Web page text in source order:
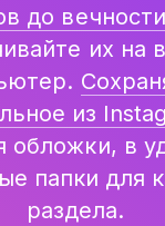
до вечности
их на
из
обложки, в
папки для
раздела.